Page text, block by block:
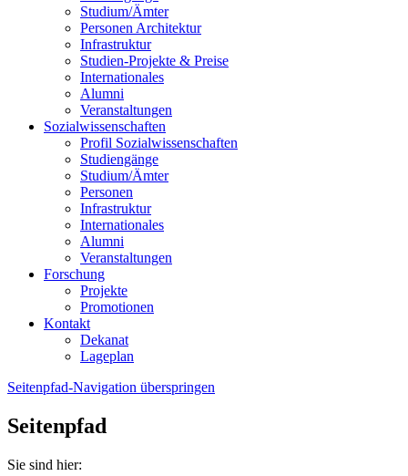
Studium/Ämter
Personen Architektur
Infrastruktur
Studien-Projekte & Preise
Internationales
Alumni
Veranstaltungen
Sozialwissenschaften
Profil Sozialwissenschaften
Studiengänge
Studium/Ämter
Personen
Infrastruktur
Internationales
Alumni
Veranstaltungen
Forschung
Projekte
Promotionen
Kontakt
Dekanat
Lageplan
Seitenpfad-Navigation überspringen
Seitenpfad
Sie sind hier: